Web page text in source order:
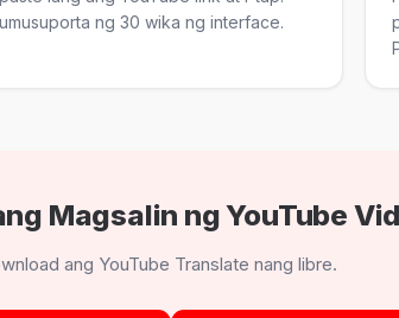
ng 30 wika ng interface.
Magsalin ng YouTube
ang YouTube Translate nang libre.